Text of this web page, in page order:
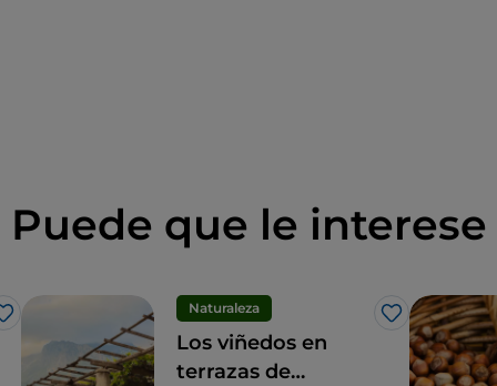
Puede que le interese
Me gusta
Naturaleza
Me gusta
Los viñedos en
terrazas de